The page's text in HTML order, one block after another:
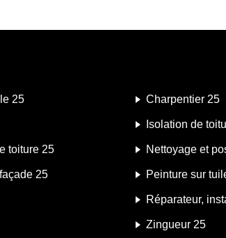
25 Charpentier 25
Isolation de
toiture 25 Nettoyage et
25 Peinture sur
Réparateur,
Zingueur 25